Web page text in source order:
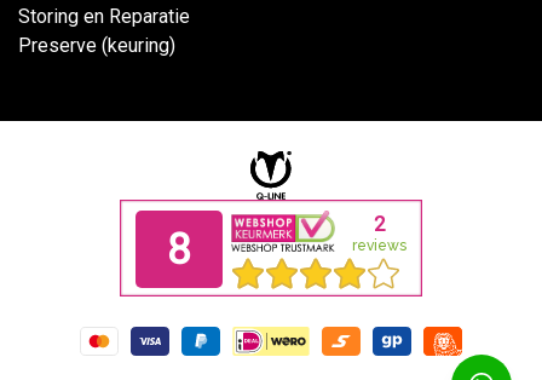
Storing en Reparatie
Preserve (keuring)